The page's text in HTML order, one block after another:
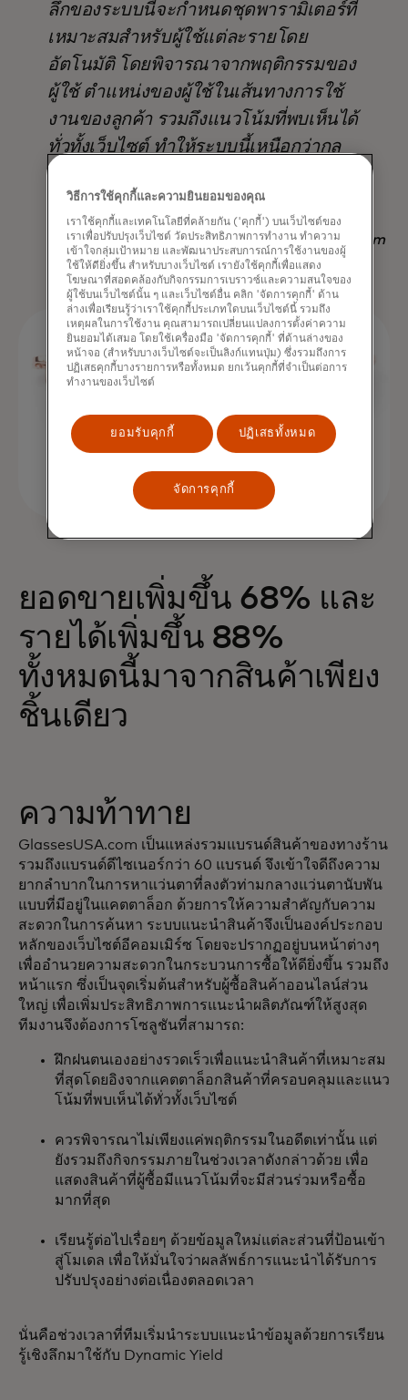
ลึกของระบบนี้จะกำหนดชุดพารามิเตอร์ที่
เหมาะสมสำหรับผู้ใช้แต่ละรายโดย
อัตโนมัติ โดยพิจารณาจากพฤติกรรมของ
ผู้ใช้ ตำแหน่งของผู้ใช้ในเส้นทางการใช้
งานของลูกค้า รวมถึงแนวโน้มที่พบเห็นได้
ทั่วทั้งเว็บไซต์ ทำให้ระบบนี้เหนือกว่ากล
ผลลัพธ์ แต่ยังช่วยประหยัดเวลาอีกด้วย
Nadav Yekutiel, Head of Data, GlassesUSA.com
ยอดขายเพิ่มขึ้น 68% และ
รายได้เพิ่มขึ้น 88%
ทั้งหมดนี้มาจากสินค้าเพียง
ชิ้นเดียว
ความท้าทาย
GlassesUSA.com เป็นแหล่งรวมแบรนด์สินค้าของทางร้าน
รวมถึงแบรนด์ดีไซเนอร์กว่า 60 แบรนด์ จึงเข้าใจดีถึงความ
ยากลำบากในการหาแว่นตาที่ลงตัวท่ามกลางแว่นตานับพัน
แบบที่มีอยู่ในแคตตาล็อก ด้วยการให้ความสำคัญกับความ
สะดวกในการค้นหา ระบบแนะนำสินค้าจึงเป็นองค์ประกอบ
หลักของเว็บไซต์อีคอมเมิร์ซ โดยจะปรากฏอยู่บนหน้าต่างๆ
เพื่ออำนวยความสะดวกในกระบวนการซื้อให้ดียิ่งขึ้น รวมถึง
หน้าแรก ซึ่งเป็นจุดเริ่มต้นสำหรับผู้ซื้อสินค้าออนไลน์ส่วน
ใหญ่ เพื่อเพิ่มประสิทธิภาพการแนะนำผลิตภัณฑ์ให้สูงสุด
ทีมงานจึงต้องการโซลูชันที่สามารถ:
ฝึกฝนตนเองอย่างรวดเร็วเพื่อแนะนำสินค้าที่เหมาะสม
ที่สุดโดยอิงจากแคตตาล็อกสินค้าที่ครอบคลุมและแนว
โน้มที่พบเห็นได้ทั่วทั้งเว็บไซต์
ควรพิจารณาไม่เพียงแค่พฤติกรรมในอดีตเท่านั้น แต่
ยังรวมถึงกิจกรรมภายในช่วงเวลาดังกล่าวด้วย เพื่อ
แสดงสินค้าที่ผู้ซื้อมีแนวโน้มที่จะมีส่วนร่วมหรือซื้อ
มากที่สุด
เรียนรู้ต่อไปเรื่อยๆ ด้วยข้อมูลใหม่แต่ละส่วนที่ป้อนเข้า
สู่โมเดล เพื่อให้มั่นใจว่าผลลัพธ์การแนะนำได้รับการ
ปรับปรุงอย่างต่อเนื่องตลอดเวลา
นั่นคือช่วงเวลาที่ทีมเริ่มนำระบบแนะนำข้อมูลด้วยการเรียน
รู้เชิงลึกมาใช้กับ Dynamic Yield
วิธีการใช้คุกกี้และความยินยอมของคุณ
เราใช้คุกกี้และเทคโนโลยีที่คล้ายกัน ('คุกกี้') บนเว็บไซต์ของ
เราเพื่อปรับปรุงเว็บไซต์ วัดประสิทธิภาพการทำงาน ทำความ
เข้าใจกลุ่มเป้าหมาย และพัฒนาประสบการณ์การใช้งานของผู้
ใช้ให้ดียิ่งขึ้น สำหรับบางเว็บไซต์ เรายังใช้คุกกี้เพื่อแสดง
โฆษณาที่สอดคล้องกับกิจกรรมการเบราวซ์และความสนใจของ
ผู้ใช้บนเว็บไซต์นั้น ๆ และเว็บไซต์อื่น คลิก 'จัดการคุกกี้' ด้าน
ล่างเพื่อเรียนรู้ว่าเราใช้คุกกี้ประเภทใดบนเว็บไซต์นี้ รวมถึง
เหตุผลในการใช้งาน คุณสามารถเปลี่ยนแปลงการตั้งค่าความ
ยินยอมได้เสมอ โดยใช้เครื่องมือ 'จัดการคุกกี้' ที่ด้านล่างของ
หน้าจอ (สำหรับบางเว็บไซต์จะเป็นลิงก์แทนปุ่ม) ซึ่งรวมถึงการ
ปฏิเสธคุกกี้บางรายการหรือทั้งหมด ยกเว้นคุกกี้ที่จำเป็นต่อการ
ทำงานของเว็บไซต์
ยอมรับคุกกี้ ปฏิเสธทั้งหมด
จัดการคุกกี้